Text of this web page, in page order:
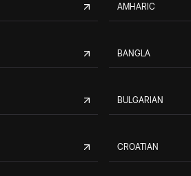
AMHARIC
BANGLA
BULGARIAN
CROATIAN